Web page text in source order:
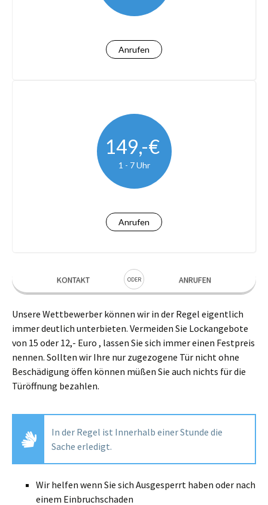
Anrufen
149,-€
1 - 7 Uhr
Anrufen
KONTAKT ODER ANRUFEN
Unsere Wettbewerber können wir in der Regel eigentlich
immer deutlich unterbieten. Vermeiden Sie Lockangebote
von 15 oder 12,- Euro , lassen Sie sich immer einen Festpreis
nennen. Sollten wir Ihre nur zugezogene Tür nicht ohne
Beschädigung öffen können müßen Sie auch nichts für die
Türöffnung bezahlen.
In der Regel ist Innerhalb einer Stunde die
Sache erledigt.
Wir helfen wenn Sie sich Ausgesperrt haben oder nach
einem Einbruchschaden